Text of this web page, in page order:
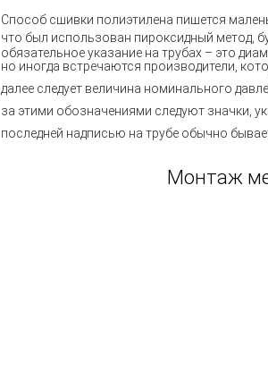
Способ сшивки полиэтилена пишется
что был использован пироксидный метод,
обязательное указание на трубах – это
но иногда встречаются производители,
далее следует величина номинального
за этими обозначениями следуют значки,
последней надписью на трубе обычно
Монтаж